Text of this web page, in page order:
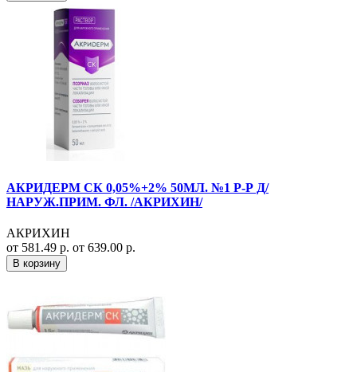
АКРИДЕРМ СК 0,05%+2% 50МЛ. №1 Р-Р Д/
НАРУЖ.ПРИМ. ФЛ. /АКРИХИН/
АКРИХИН
от 581.49 р. от 639.00 р.
В корзину